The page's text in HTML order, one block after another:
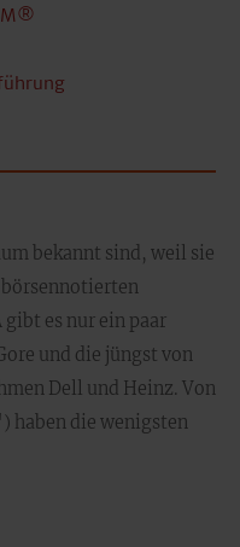
bekannt sind, weil sie
gibt es nur ein paar
und die jüngst von
Dell und Heinz. Von
haben die wenigsten